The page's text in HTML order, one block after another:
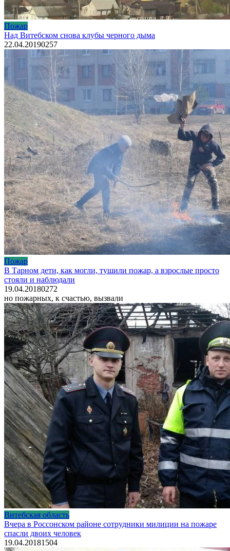
Пожар
Над Витебском снова клубы черного дыма
22.04.20190257
Пожар
В Тарном дети, как могли, тушили пожар, а взрослые просто
стояли и наблюдали
19.04.20180272
но пожарных, к счастью, вызвали
Витебская область
Вчера в Россонском районе сотрудники милиции на пожаре
спасли двоих человек
19.04.20181 504